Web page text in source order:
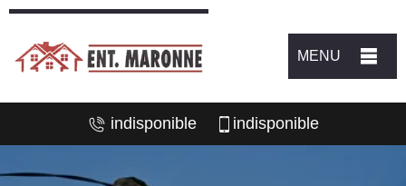
MENU
indisponible indisponible